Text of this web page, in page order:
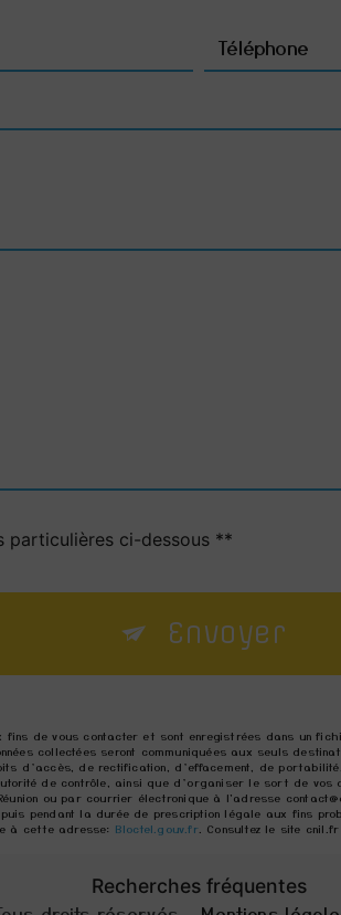
particulières ci-dessous **
Envoyer
fins de vous contacter et sont enregistrées dans un
collectées seront communiquées aux seuls
d’accès, de rectification, d’effacement, de
de contrôle, ainsi que d’organiser le sort de
ou par courrier électronique à l'adresse
pendant la durée de prescription légale aux fins
à cette adresse: Bloctel.gouv.fr. Consultez le site
Recherches fréquentes